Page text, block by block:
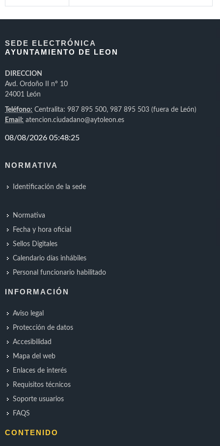
SEDE ELECTRÓNICA
AYUNTAMIENTO DE LEON
DIRECCION
Avd. Ordoño II nº 10
24001 León
Teléfono: Centralita: 987 895 500, 987 895 503 (fuera de León)
Email: atencion.ciudadano@aytoleon.es
NORMATIVA
Identificación de la sede
Normativa
Fecha y hora oficial
Sellos Digitales
Calendario días inhábiles
Personal funcionario habilitado
INFORMACIÓN
Aviso legal
Protección de datos
Accesibilidad
Mapa del web
Enlaces de interés
Requisitos técnicos
Soporte usuarios
FAQS
CONTENIDO